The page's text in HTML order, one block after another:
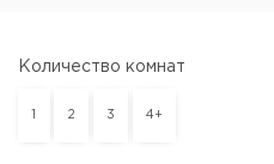
Количество комнат
1 2 3 4+